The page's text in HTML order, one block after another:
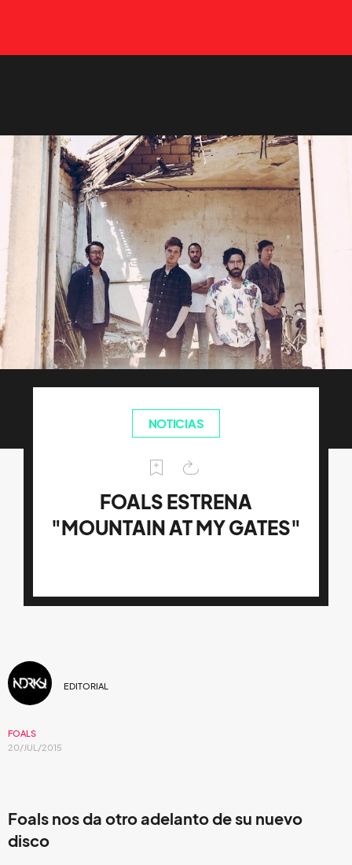
NOTICIAS
FOALS ESTRENA
"MOUNTAIN AT MY GATES"
EDITORIAL
FOALS
20/JUL/2015
Foals nos da otro adelanto de su nuevo
disco